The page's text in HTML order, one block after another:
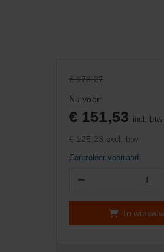
€ 178,27
Nu voor:
€ 151,53 incl. btw
€ 125,23 excl. btw
Controleer voorraad
−
In